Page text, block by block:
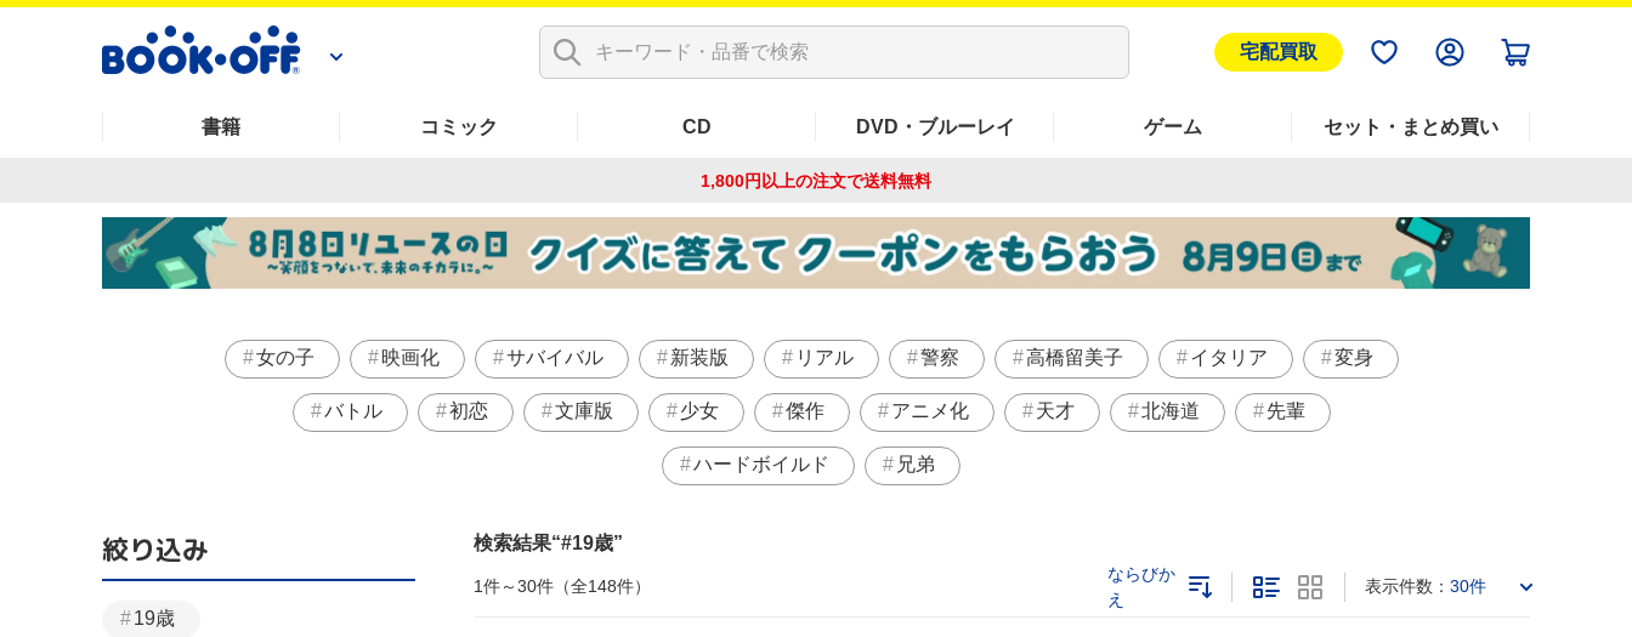
宅配買取
書籍 コミック CD DVD・ブルーレイ ゲーム セット・まとめ買い
1,800円以上の注文で送料無料
女の子 映画化 サバイバル 新装版 リアル 警察 高橋留美子 イタリア 変身
バトル 初恋 文庫版 少女 傑作 アニメ化 天才 北海道 先輩
ハードボイルド 兄弟
検索結果 #19歳
1件～30件（全148件）
ならびか
え
表示件数： 30件
絞り込み
19歳